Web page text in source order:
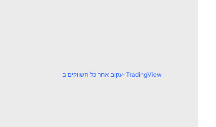
עקוב אחר כל השווקים ב-TradingView